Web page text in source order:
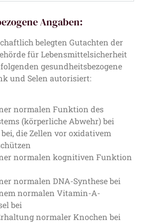
Angaben:
belegten Gutachten der
für Lebensmittelsicherheit
gesundheitsbezogene
und Selen autorisiert:
normalen Funktion des
(körperliche Abwehr) bei
die Zellen vor oxidativem
normalen kognitiven Funktion
normalen DNA-Synthese bei
normalen Vitamin-A-
bei
normaler Knochen bei